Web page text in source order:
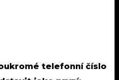
telefonní číslo